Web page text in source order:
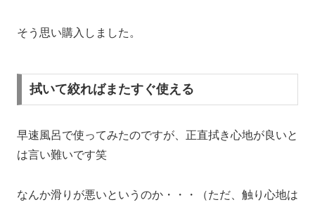
そう思い購入しました。
拭いて絞ればまたすぐ使える
早速風呂で使ってみたのですが、正直拭き心地が良いと
は言い難いです笑
なんか滑りが悪いというのか・・・（ただ、触り心地は